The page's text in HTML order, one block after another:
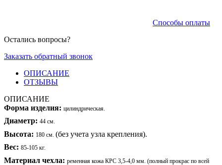
Способы оплаты
Остались вопросы?
Заказать обратный звонок
ОПИСАНИЕ
ОТЗЫВЫ
ОПИСАНИЕ
Форма изделия: цилиндрическая.
Диаметр: 44 см.
Высота: 180 см. (без учета узла крепления).
Вес: 85-105 кг.
Материал чехла: ременная кожа КРС 3,5-4,0 мм. (полный прокрас по всей